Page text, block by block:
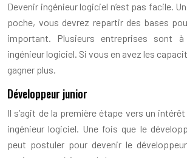
Devenir ingénieur logiciel n’est pas facile.
poche, vous devrez repartir des bases
important. Plusieurs entreprises sont à
ingénieur logiciel. Si vous en avez les
gagner plus.
Développeur junior
Il s’agit de la première étape vers un
ingénieur logiciel. Une fois que le
peut postuler pour devenir le